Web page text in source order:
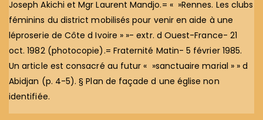
Joseph Akichi et Mgr Laurent Mandjo.= « »Rennes. Les clubs
féminins du district mobilisés pour venir en aide à une
léproserie de Côte d Ivoire » »- extr. d Ouest-France- 21
oct. 1982 (photocopie).= Fraternité Matin- 5 février 1985.
Un article est consacré au futur « »sanctuaire marial » » d
Abidjan (p. 4-5). § Plan de façade d une église non
identifiée.